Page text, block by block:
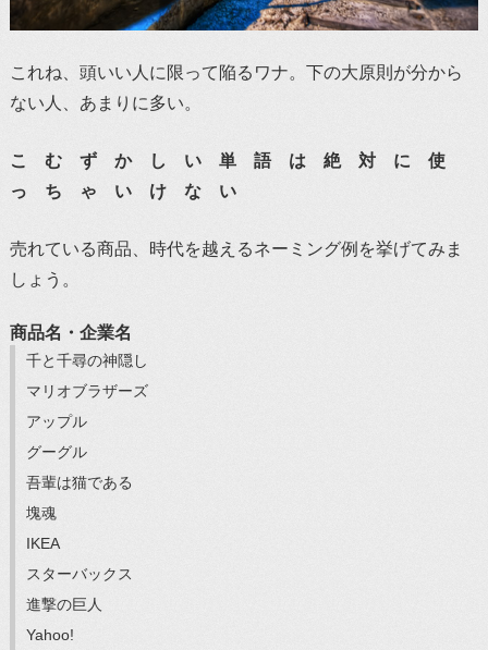
これね、頭いい人に限って陥るワナ。下の大原則が分から
ない人、あまりに多い。
こ む ず か し い 単 語 は 絶 対 に 使
っ ち ゃ い け な い
売れている商品、時代を越えるネーミング例を挙げてみま
しょう。
商品名・企業名
千と千尋の神隠し
マリオブラザーズ
アップル
グーグル
吾輩は猫である
塊魂
IKEA
スターバックス
進撃の巨人
Yahoo!